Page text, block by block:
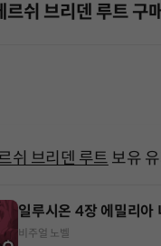
쉬 브리덴 루트 구매
쉬 브리덴 루트 보유
일루시온 4장 에밀리아
비주얼 노벨